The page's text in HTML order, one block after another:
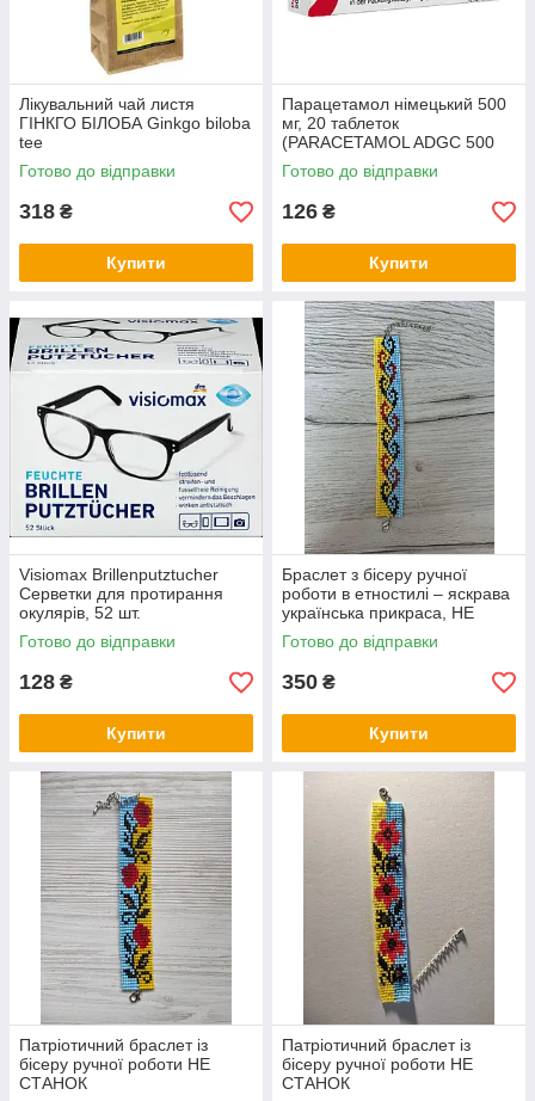
Лікувальний чай листя
ГІНКГО БІЛОБА Ginkgo biloba
tee
Готово до відправки
318 ₴
Купити
Парацетамол німецький 500
мг, 20 таблеток
(PARACETAMOL ADGC 500
mg Tabletten, 20 St.)
Готово до відправки
126 ₴
Купити
Visiomax Brillenputztucher
Серветки для протирання
окулярів, 52 шт.
Готово до відправки
128 ₴
Купити
Браслет з бісеру ручної
роботи в етностилі – яскрава
українська прикраса, НЕ
СТАНОК
Готово до відправки
350 ₴
Купити
Патріотичний браслет із
бісеру ручної роботи НЕ
СТАНОК
Патріотичний браслет із
бісеру ручної роботи НЕ
СТАНОК